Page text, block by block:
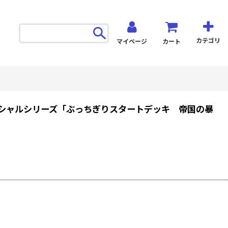
マイページ カート カテゴリ
ャルシリーズ「ぶっちぎりスタートデッキ 帝国の暴